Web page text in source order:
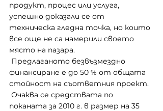
продукт, процес или услуга,
успешно доказали се от
техническа гледна точка, но които
все още не са намерили своето
място на пазара.
финансиране е до 50 % от общата
стойност на съответния проект.
поканата за 2010 г. в размер на 35